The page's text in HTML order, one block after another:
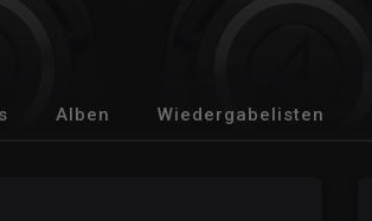
Alben Wiedergabelisten